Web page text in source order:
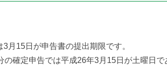
3月15日が申告書の提出期限です。
の確定申告では平成26年3月15日が土曜日で